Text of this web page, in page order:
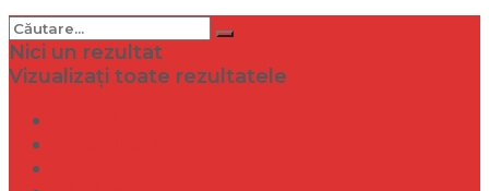
Nici un rezultat
Vizualizați toate rezultatele